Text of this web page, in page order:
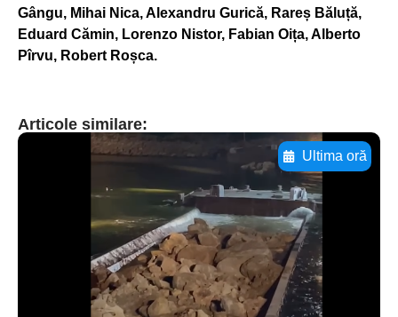
Gângu, Mihai Nica, Alexandru Gurică, Rareș Băluță,
Eduard Cămin, Lorenzo Nistor, Fabian Oița, Alberto
Pîrvu, Robert Roșca.
Articole similare:
Ultima oră
Adaugă aici textul pentru
subtitluAdaugă aici
textul pentru
subtitluAdaugă aici
textul pentru